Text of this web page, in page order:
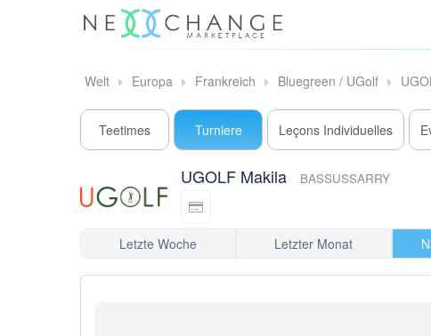
Welt Europa Frankreich Bluegreen / UGolf
Teetimes Turniere Leçons Individuelles
UGOLF Makila BASSUSSARRY
Letzte Woche Letzter Monat